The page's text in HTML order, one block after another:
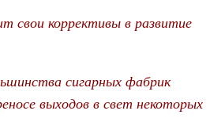
свои коррективы в развитие
сигарных фабрик
выходов в свет некоторых